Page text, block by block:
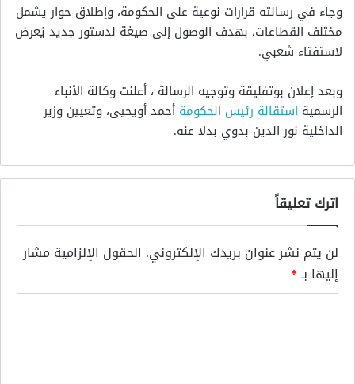
وجاء في رسالته قرارات نوعية على الحكومة، وإطلاق حوار يشمل
مختلف القطاعات، بهدف الوصول إلى صيغة لدستور جديد يُعرض
لاستفتاء شعبي.
وبعد إعلان بوتفليقة وتوجيه الرسالة ، أعلنت وكالة الأنباء
الرسمية استقالة رئيس الحكومة أحمد أويحيى، وتعيين وزير
الداخلية نور الدين بدوي بدلا عنه.
اترك تعليقاً
لن يتم نشر عنوان بريدك الإلكتروني. الحقول الإلزامية مشار
إليها بـ*